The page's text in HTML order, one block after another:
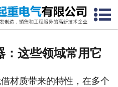
网站首页
：这些领域常用它
材质带来的特性，在多个